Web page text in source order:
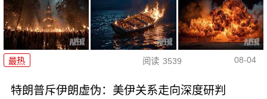
最热 阅读 3539 08-04
特朗普斥伊朗虚伪：美伊关系走向深度研判